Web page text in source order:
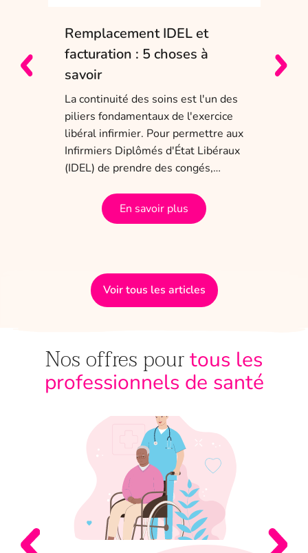
Remplacement IDEL et
facturation : 5 choses à
savoir
La continuité des soins est l'un des
piliers fondamentaux de l'exercice
libéral infirmier. Pour permettre aux
Infirmiers Diplômés d'État Libéraux
(IDEL) de prendre des congés,…
En savoir plus
Voir tous les articles
Nos offres pourtous les
professionnels de santé